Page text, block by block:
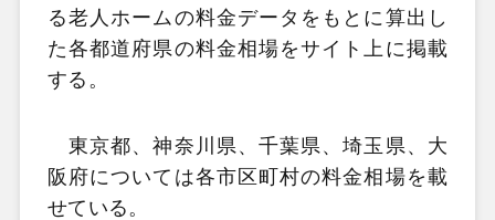
る老人ホームの料金データをもとに算出し
た各都道府県の料金相場をサイト上に掲載
する。
東京都、神奈川県、千葉県、埼玉県、大
阪府については各市区町村の料金相場を載
せている。